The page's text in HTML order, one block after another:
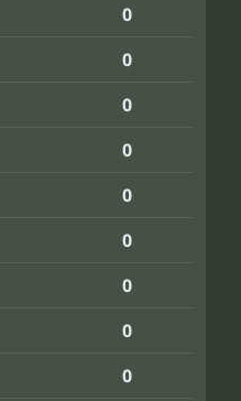
0
0
0
0
0
0
0
0
0